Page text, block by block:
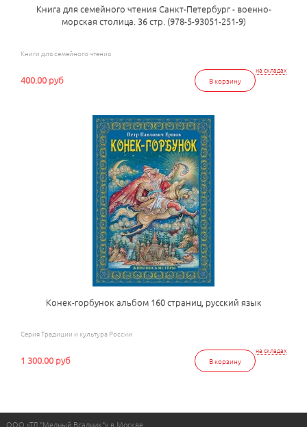
Книга для семейного чтения Санкт-Петербург - военно-
морская столица. 36 стр. (978-5-93051-251-9)
Книги для семейного чтения
на складах
В корзину
400.00 руб
Конек-горбунок альбом 160 страниц, русский язык
Серия Традиции и культура России
на складах
В корзину
1 300.00 руб
ООО «ТД "Медный Всадник"» в Москве